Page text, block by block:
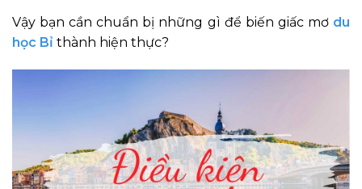
Vậy bạn cần chuẩn bị những gì để biến giấc mơ du
học Bỉ thành hiện thực?